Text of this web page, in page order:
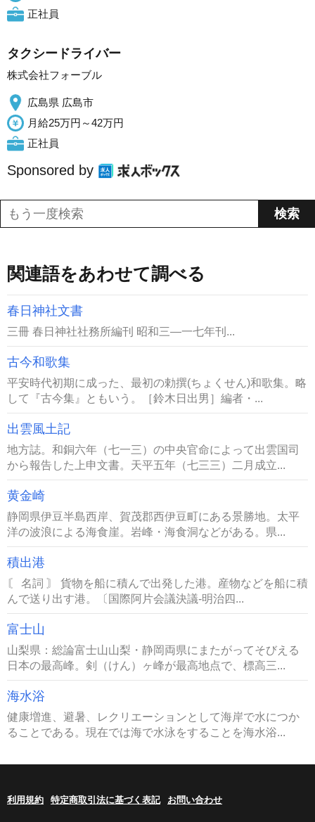
正社員
タクシードライバー
株式会社フォーブル
広島県 広島市
月給25万円～42万円
正社員
Sponsored by
関連語をあわせて調べる
春日神社文書
三冊 春日神社社務所編刊 昭和三―一七年刊...
古今和歌集
平安時代初期に成った、最初の勅撰(ちょくせん)和歌集。略
して『古今集』ともいう。［鈴木日出男］編者・...
出雲風土記
地方誌。和銅六年（七一三）の中央官命によって出雲国司
から報告した上申文書。天平五年（七三三）二月成立...
黄金崎
静岡県伊豆半島西岸、賀茂郡西伊豆町にある景勝地。太平
洋の波浪による海食崖。岩峰・海食洞などがある。県...
積出港
〘 名詞 〙 貨物を船に積んで出発した港。産物などを船に積
んで送り出す港。〔国際阿片会議決議‐明治四...
富士山
山梨県：総論富士山山梨・静岡両県にまたがってそびえる
日本の最高峰。剣（けん）ヶ峰が最高地点で、標高三...
海水浴
健康増進、避暑、レクリエーションとして海岸で水につか
ることである。現在では海で水泳をすることを海水浴...
利用規約 特定商取引法に基づく表記 お問い合わせ